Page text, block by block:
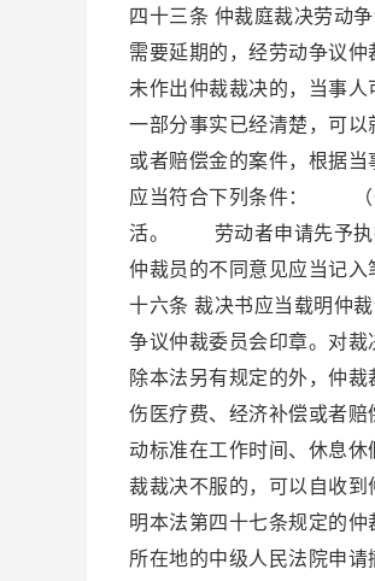
四十三条 仲裁庭裁决劳动
需要延期的，经劳动争议
未作出仲裁裁决的，当事
一部分事实已经清楚，可
或者赔偿金的案件，根据
应当符合下列条件： （
活。 劳动者申请先予执
仲裁员的不同意见应当记
十六条 裁决书应当载明仲
争议仲裁委员会印章。对
除本法另有规定的外，仲
伤医疗费、经济补偿或者
动标准在工作时间、休息
裁裁决不服的，可以自收
明本法第四十七条规定的
所在地的中级人民法院